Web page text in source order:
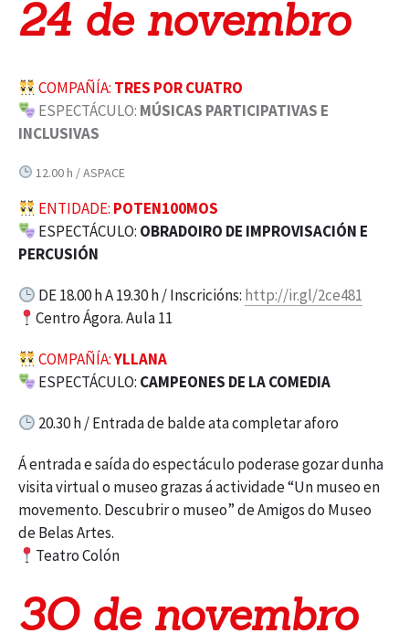
24 de novembro
COMPAÑÍA: TRES POR CUATRO
ESPECTÁCULO: MÚSICAS PARTICIPATIVAS E
INCLUSIVAS
12.00 h / ASPACE
ENTIDADE: POTEN100MOS
ESPECTÁCULO: OBRADOIRO DE IMPROVISACIÓN E
PERCUSIÓN
DE 18.00 h A 19.30 h / Inscricións: http://ir.gl/2ce481
Centro Ágora. Aula 11
COMPAÑÍA:YLLANA
ESPECTÁCULO: CAMPEONES DE LA COMEDIA
20.30 h / Entrada de balde ata completar aforo
Á entrada e saída do espectáculo poderase gozar dunha
visita virtual o museo grazas á actividade “Un museo en
movemento. Descubrir o museo” de Amigos do Museo
de Belas Artes.
Teatro Colón
3O de novembro